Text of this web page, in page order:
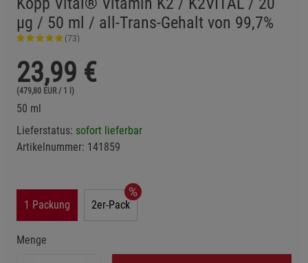
µg / 50 ml / all-Trans-Gehalt von 99,7%
(73)
23,99 €
(479,80 EUR / 1 l)
50 ml
Lieferstatus: sofort lieferbar
Artikelnummer: 141859
1 Packung 2er-Pack
Menge